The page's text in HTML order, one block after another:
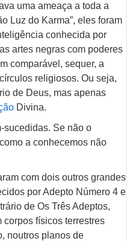
uma ameaça a toda a
Luz do Karma”, eles foram
conhecida por
artes negras com poderes
comparável, sequer, a
religiosos. Ou seja,
de Deus, mas apenas
Divina.
sucedidas. Se não o
a conhecemos não
com dois outros grandes
por Adepto Número 4 e
de Os Três Adeptos,
corpos físicos terrestres
noutros planos de